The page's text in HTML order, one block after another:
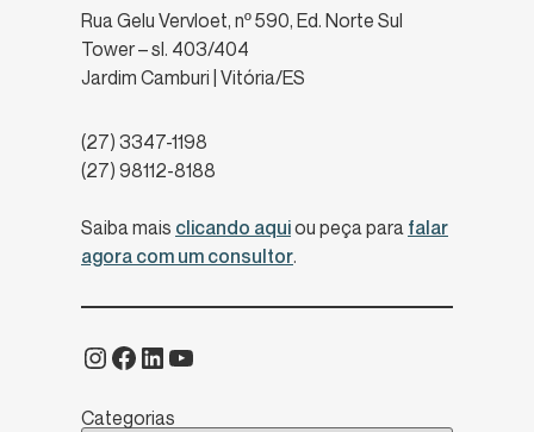
Rua Gelu Vervloet, nº 590, Ed. Norte Sul
Tower – sl. 403/404
Jardim Camburi | Vitória/ES
(27) 3347-1198
(27) 98112-8188
Saiba mais clicando aquiou peça para falar
agora com um consultor.
Categorias